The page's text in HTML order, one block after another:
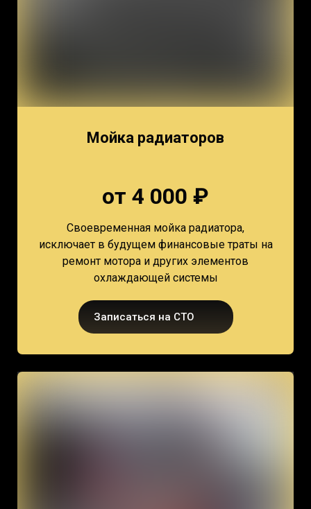
Мойка радиаторов
от 4 000 ₽
Своевременная мойка радиатора,
исключает в будущем финансовые траты на
ремонт мотора и других элементов
охлаждающей системы
Записаться на СТО